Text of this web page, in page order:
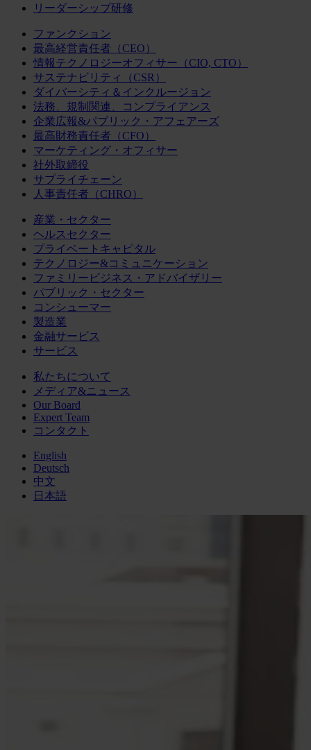
リーダーシップ研修
ファンクション
最高経営責任者（CEO）
情報テクノロジーオフィサー（CIO, CTO）
サステナビリティ（CSR）
ダイバーシティ＆インクルージョン
法務、規制関連、コンプライアンス
企業広報&パブリック・アフェアーズ
最高財務責任者（CFO）
マーケティング・オフィサー
社外取締役
サプライチェーン
人事責任者（CHRO）
産業・セクター
ヘルスセクター
プライベートキャピタル
テクノロジー&コミュニケーション
ファミリービジネス・アドバイザリー
パブリック・セクター
コンシューマー
製造業
金融サービス
サービス
私たちについて
メディア&ニュース
Our Board
Expert Team
コンタクト
English
Deutsch
中文
日本語